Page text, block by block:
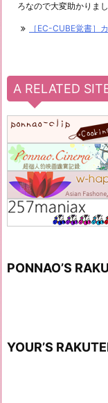
ろなので大変助かりまし
［EC-CUBE覚書］
A RELATED
PONNAO’S
YOUR’S